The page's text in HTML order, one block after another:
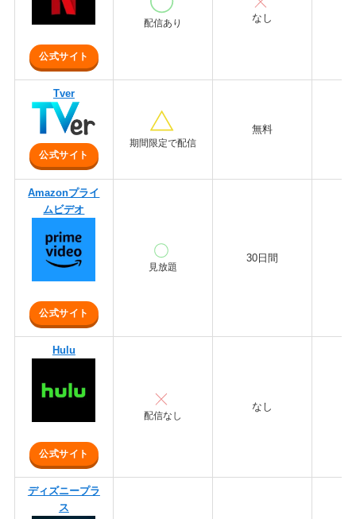
公式サイト
配信あり なし
Tver
公式サイト
期間限定で配信
無料
Amazonプライ
ムビデオ
公式サイト
見放題
30日間
Hulu
公式サイト
配信なし
なし
ディズニープラ
ス